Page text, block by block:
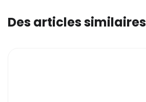
Des articles similaires